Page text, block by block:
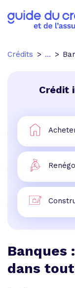
Crédits ...
Crédit
Banques
dans